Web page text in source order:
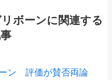
ボーンに関連する
ーン 評価が賛否両論